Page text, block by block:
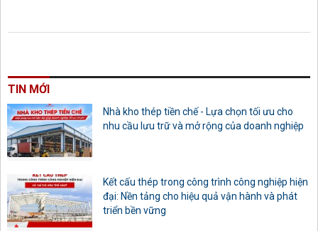
TIN MỚI
Nhà kho thép tiền chế - Lựa chọn tối ưu cho
nhu cầu lưu trữ và mở rộng của doanh nghiệp
Kết cấu thép trong công trình công nghiệp hiện
đại: Nền tảng cho hiệu quả vận hành và phát
triển bền vững